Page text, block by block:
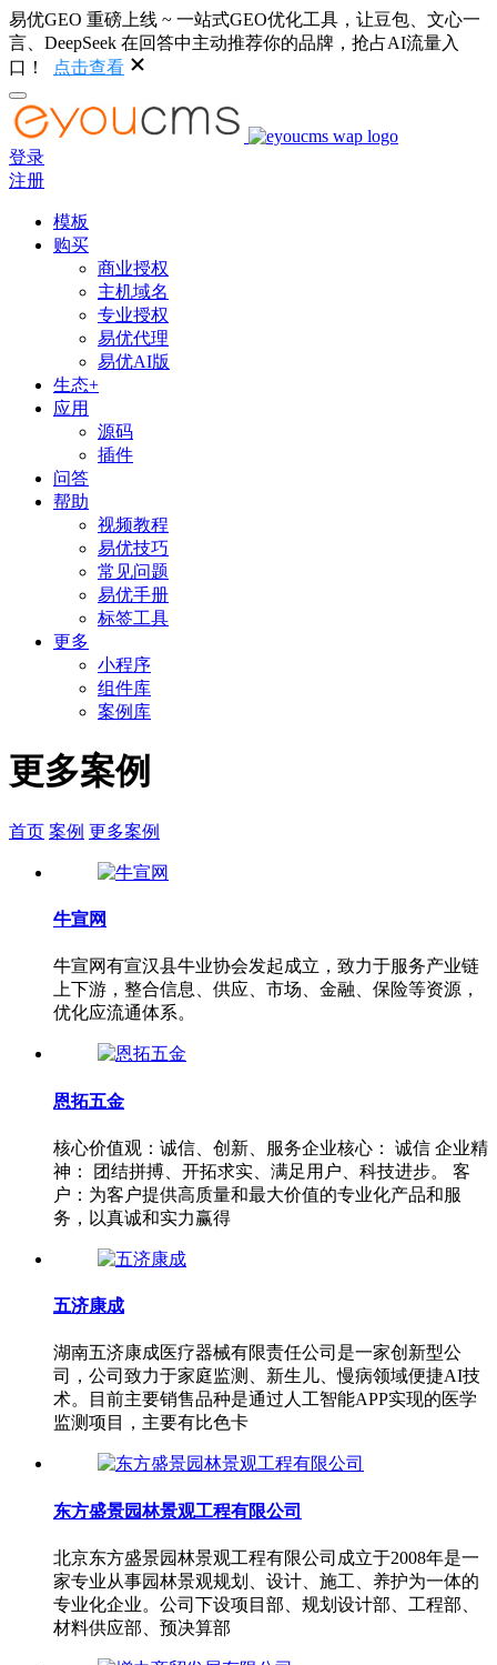
易优GEO 重磅上线 ~ 一站式GEO优化工具，让豆包、文心一
言、DeepSeek 在回答中主动推荐你的品牌，抢占AI流量入
口！
点击查看
登录
注册
模板
购买
商业授权
主机域名
专业授权
易优代理
易优AI版
生态+
应用
源码
插件
问答
帮助
视频教程
易优技巧
常见问题
易优手册
标签工具
更多
小程序
组件库
案例库
更多案例
首页 案例 更多案例
牛宣网
牛宣网有宣汉县牛业协会发起成立，致力于服务产业链
上下游，整合信息、供应、市场、金融、保险等资源，
优化应流通体系。
恩拓五金
核心价值观：诚信、创新、服务企业核心： 诚信 企业精
神： 团结拼搏、开拓求实、满足用户、科技进步。 客
户：为客户提供高质量和最大价值的专业化产品和服
务，以真诚和实力赢得
五济康成
湖南五济康成医疗器械有限责任公司是一家创新型公
司，公司致力于家庭监测、新生儿、慢病领域便捷AI技
术。目前主要销售品种是通过人工智能APP实现的医学
监测项目，主要有比色卡
东方盛景园林景观工程有限公司
北京东方盛景园林景观工程有限公司成立于2008年是一
家专业从事园林景观规划、设计、施工、养护为一体的
专业化企业。公司下设项目部、规划设计部、工程部、
材料供应部、预决算部